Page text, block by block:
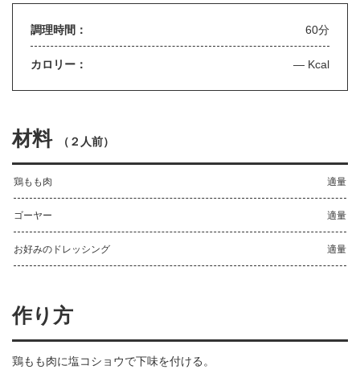
調理時間： 60分
カロリー： — Kcal
材料 （ ２人前）
鶏もも肉 適量
ゴーヤー 適量
お好みのドレッシング 適量
作り方
鶏もも肉に塩コショウで下味を付ける。